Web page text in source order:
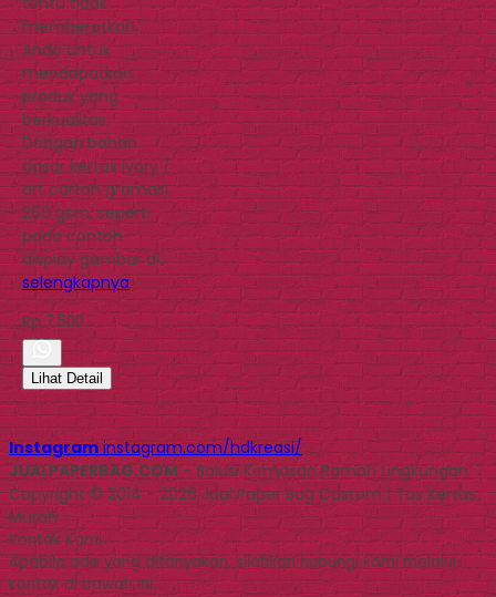
memberatkan
Anda untuk
mendapatkan
produk yang
berkualitas.
Dengan bahan
dasar kertas ivory /
art carton gramasi
260 gsm, seperti
pada contoh
display gambar di…
selengkapnya
Rp 7.500
Lihat Detail
Instagram instagram.com/hdkreasi/
JUALPAPERBAG.COM- Solusi Kemasan Ramah Lingkungan
Copyright © 2014 - 2026 Jual Paper Bag Custom | Tas Kertas
Murah
Kontak Kami
Apabila ada yang ditanyakan, silahkan hubungi kami melalui
kontak di bawah ini.